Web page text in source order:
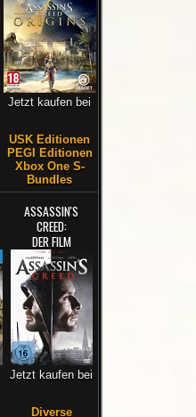
Jetzt kaufen bei
USK Editionen
PEGI Editionen
Xbox One S-
Bundles
ASSASSIN'S
CREED:
DER FILM
Jetzt kaufen bei
Diverse